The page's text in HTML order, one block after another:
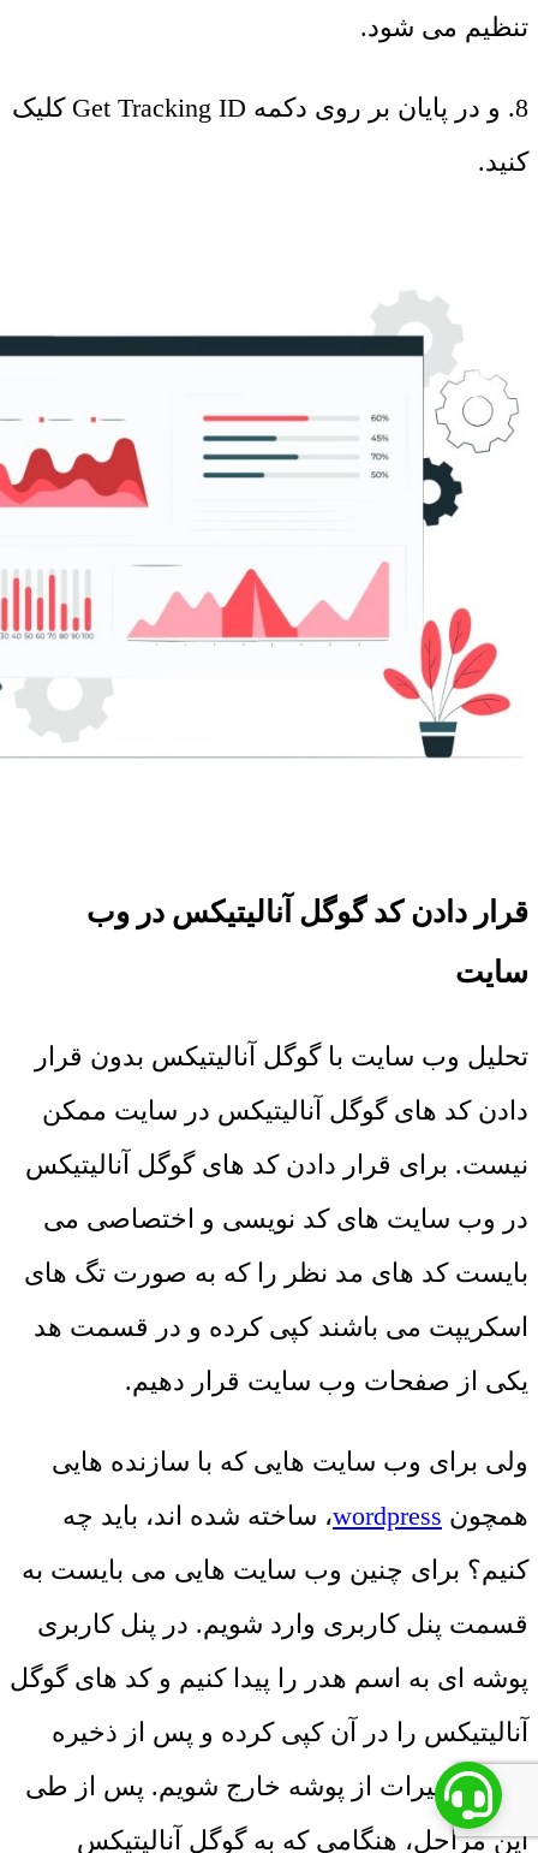
تنظیم می شود.
8. و در پایان بر روی دکمه Get Tracking ID کلیک
کنید.
قرار دادن کد گوگل آنالیتیکس در وب
سایت
تحلیل وب سایت با گوگل آنالیتیکس بدون قرار
دادن کد های گوگل آنالیتیکس در سایت ممکن
نیست. برای قرار دادن کد های گوگل آنالیتیکس
در وب سایت های کد نویسی و اختصاصی می
بایست کد های مد نظر را که به صورت تگ های
اسکریپت می باشند کپی کرده و در قسمت هد
یکی از صفحات وب سایت قرار دهیم.
ولی برای وب سایت هایی که با سازنده هایی
همچون wordpress، ساخته شده اند، باید چه
کنیم؟ برای چنین وب سایت هایی می بایست به
قسمت پنل کاربری وارد شویم. در پنل کاربری
پوشه ای به اسم هدر را پیدا کنیم و کد های گوگل
آنالیتیکس را در آن کپی کرده و پس از ذخیره
کردن تغییرات از پوشه خارج شویم. پس از طی
این مراحل، هنگامی که به گوگل آنالیتیکس